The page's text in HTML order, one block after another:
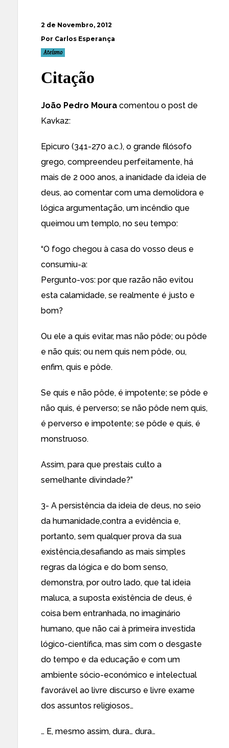
2 de Novembro, 2012
Por Carlos Esperança
Ateísmo
Citação
João Pedro Moura comentou o post de
Kavkaz:
Epicuro (341-270 a.c.), o grande filósofo
grego, compreendeu perfeitamente, há
mais de 2 000 anos, a inanidade da ideia de
deus, ao comentar com uma demolidora e
lógica argumentação, um incêndio que
queimou um templo, no seu tempo:
“O fogo chegou à casa do vosso deus e
consumiu-a:
Pergunto-vos: por que razão não evitou
esta calamidade, se realmente é justo e
bom?
Ou ele a quis evitar, mas não pôde; ou pôde
e não quis; ou nem quis nem pôde, ou,
enfim, quis e pôde.
Se quis e não pôde, é impotente; se pôde e
não quis, é perverso; se não pôde nem quis,
é perverso e impotente; se pôde e quis, é
monstruoso.
Assim, para que prestais culto a
semelhante divindade?”
3- A persistência da ideia de deus, no seio
da humanidade,contra a evidência e,
portanto, sem qualquer prova da sua
existência,desafiando as mais simples
regras da lógica e do bom senso,
demonstra, por outro lado, que tal ideia
maluca, a suposta existência de deus, é
coisa bem entranhada, no imaginário
humano, que não cai à primeira investida
lógico-científica, mas sim com o desgaste
do tempo e da educação e com um
ambiente sócio-económico e intelectual
favorável ao livre discurso e livre exame
dos assuntos religiosos…
… E, mesmo assim, dura… dura…